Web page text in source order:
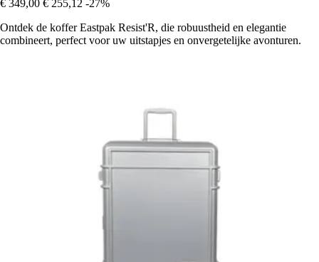
€ 349,00 € 255,12 -27%
Ontdek de koffer Eastpak Resist'R, die robuustheid en elegantie
combineert, perfect voor uw uitstapjes en onvergetelijke avonturen.